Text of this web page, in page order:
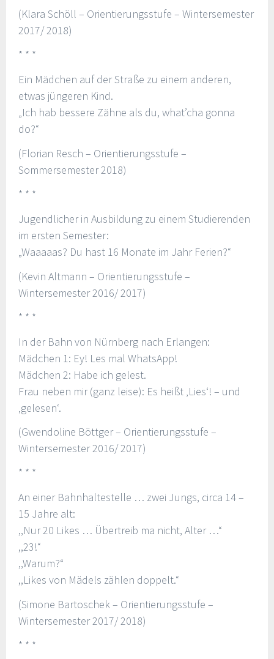
(Klara Schöll – Orientierungsstufe – Wintersemester
2017/ 2018)
* * *
Ein Mädchen auf der Straße zu einem anderen,
etwas jüngeren Kind.
„Ich hab bessere Zähne als du, what’cha gonna
do?“
(Florian Resch – Orientierungsstufe –
Sommersemester 2018)
* * *
Jugendlicher in Ausbildung zu einem Studierenden
im ersten Semester:
„Waaaaas? Du hast 16 Monate im Jahr Ferien?“
(Kevin Altmann – Orientierungsstufe –
Wintersemester 2016/ 2017)
* * *
In der Bahn von Nürnberg nach Erlangen:
Mädchen 1: Ey! Les mal WhatsApp!
Mädchen 2: Habe ich gelest.
Frau neben mir (ganz leise): Es heißt ‚Lies‘! – und
‚gelesen‘.
(Gwendoline Böttger – Orientierungsstufe –
Wintersemester 2016/ 2017)
* * *
An einer Bahnhaltestelle … zwei Jungs, circa 14 –
15 Jahre alt:
,,Nur 20 Likes … Übertreib ma nicht, Alter …“
,,23!“
,,Warum?“
,,Likes von Mädels zählen doppelt.“
(Simone Bartoschek – Orientierungsstufe –
Wintersemester 2017/ 2018)
* * *